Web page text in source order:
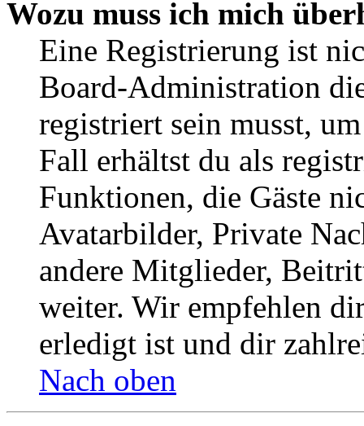
Wozu muss ich mich
Eine Registrierung ist
Board-Administration
registriert sein musst,
Fall erhältst du als
Funktionen, die Gäste
Avatarbilder, Private
andere Mitglieder,
weiter. Wir empfehlen
erledigt ist und dir
Nach oben